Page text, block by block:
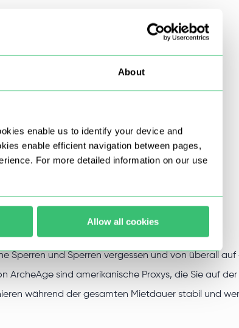
About
enable us to identify your device and
enable efficient navigation between pages,
For more detailed information on our use
Allow all cookies
Sperren und Sperren vergessen und von überall auf
sind amerikanische Proxys, die Sie auf
während der gesamten Mietdauer stabil und